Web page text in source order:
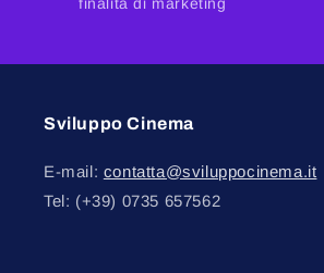
finalità di marketing
Sviluppo Cinema
E-mail: contatta@sviluppocinema.it
Tel: (+39) 0735 657562